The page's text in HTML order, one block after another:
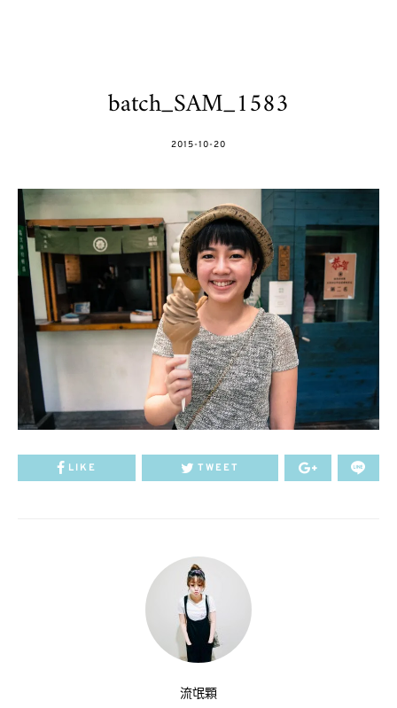
batch_SAM_1583
POSTED
2015-10-20
LIKE TWEET
流氓顆